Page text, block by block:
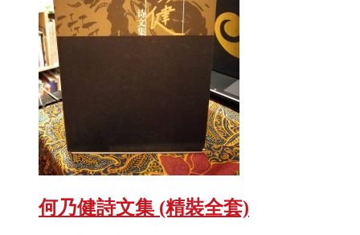
何乃健詩文集 (精裝全套)